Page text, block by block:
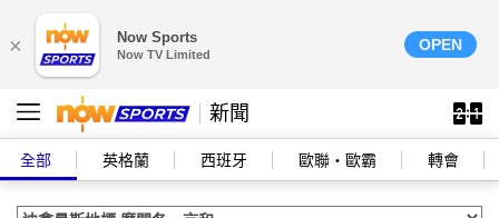
× Now Sports
Now TV Limited
OPEN
新聞
全部 英格蘭 西班牙 歐聯‧歐霸 轉會